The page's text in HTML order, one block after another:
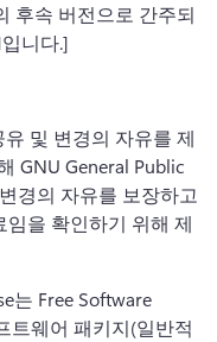
후속 버전으로 간주되
니다.]
및 변경의 자유를 제
GNU General Public
경의 자유를 보장하고
을 확인하기 위해 제
는 Free Software
트웨어 패키지(일반적